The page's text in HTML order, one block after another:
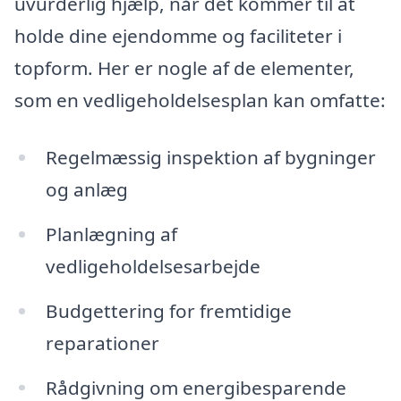
holde dine ejendomme og faciliteter i
topform. Her er nogle af de elementer,
som en vedligeholdelsesplan kan omfatte:
Regelmæssig inspektion af bygninger
og anlæg
Planlægning af
vedligeholdelsesarbejde
Budgettering for fremtidige
reparationer
Rådgivning om energibesparende